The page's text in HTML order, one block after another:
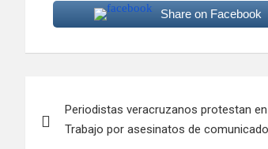
Share on Facebook
de
Periodistas veracruzanos protestan en
Trabajo por asesinatos de